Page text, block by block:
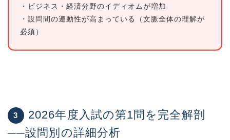
・ビジネス・経済分野のイディオムが増加
・設問間の連動性が高まっている（文脈全体の理解が
必須）
3
2026年度入試の第1問を完全解剖
──設問別の詳細分析